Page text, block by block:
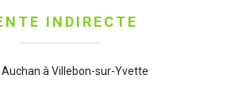
INDIRECTE
à Villebon-sur-Yvette